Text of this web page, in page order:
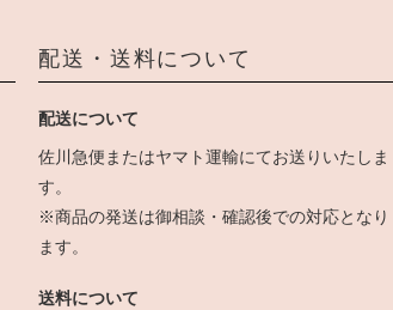
配送・送料について
配送について
佐川急便またはヤマト運輸にてお送りいたしま
す。
※商品の発送は御相談・確認後での対応となり
ます。
送料について